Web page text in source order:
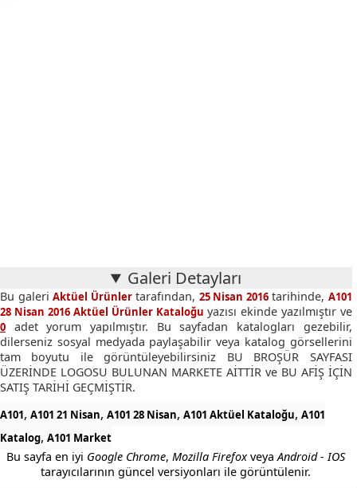
Galeri Detayları
Bu galeriAktüel Ürünlertarafından, 25 Nisan 2016tarihinde, A101
28 Nisan 2016 Aktüel Ürünler Kataloğu yazısı ekinde yazılmıştır ve
0 adet yorum yapılmıştır. Bu sayfadan katalogları gezebilir,
dilerseniz sosyal medyada paylaşabilir veya katalog görsellerini
tam boyutu ile görüntüleyebilirsiniz BU BROŞÜR SAYFASI
ÜZERİNDE LOGOSU BULUNAN MARKETE AİTTİR ve BU AFİŞ İÇİN
SATIŞ TARİHİ GEÇMİŞTİR.
A101, A101 21 Nisan, A101 28 Nisan, A101 Aktüel Kataloğu, A101
Katalog, A101 Market
Bu sayfa en iyi Google Chrome,Mozilla Firefox veyaAndroid - IOS
tarayıcılarının güncel versiyonları ile görüntülenir.